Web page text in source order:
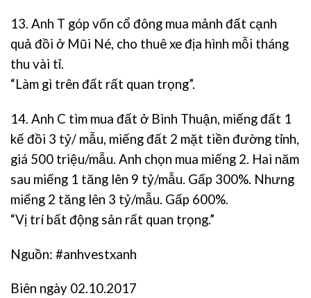
13. Anh T góp vốn cổ đông mua mảnh đất cạnh
quả đồi ở Mũi Né, cho thuê xe địa hình mỗi tháng
thu vài tỉ.
“Làm gì trên đất rất quan trọng”.
14. Anh C tìm mua đất ở Bình Thuận, miếng đất 1
kế đồi 3 tỷ/ mẫu, miếng đất 2 mặt tiền đường tỉnh,
giá 500 triệu/mẫu. Anh chọn mua miếng 2. Hai năm
sau miếng 1 tăng lên 9 tỷ/mẫu. Gấp 300%. Nhưng
miếng 2 tăng lên 3 tỷ/mẫu. Gấp 600%.
“Vị trí bất động sản rất quan trọng.”
Nguồn: #anhvestxanh
Biên ngày 02.10.2017